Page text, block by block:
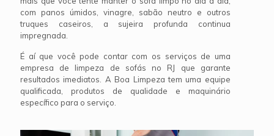
com panos úmidos, vinagre, sabão neutro e outros
truques caseiros, a sujeira profunda continua
impregnada.
É aí que você pode contar com os serviços de uma
empresa de limpeza de sofás no RJ que garante
resultados imediatos. A Boa Limpeza tem uma equipe
qualificada, produtos de qualidade e maquinário
específico para o serviço.